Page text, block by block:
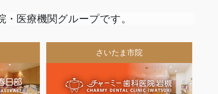
医療機関グループです。
さいたま市院